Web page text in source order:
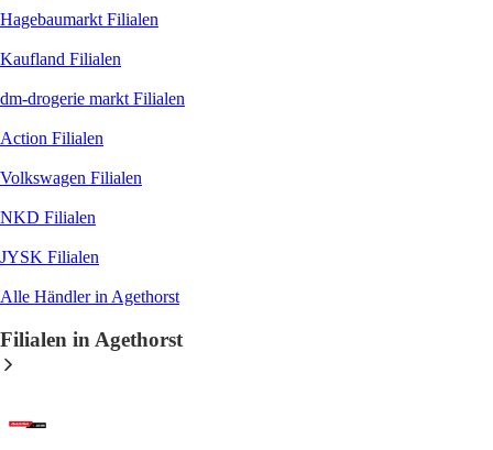
Hagebaumarkt Filialen
Kaufland Filialen
dm-drogerie markt Filialen
Action Filialen
Volkswagen Filialen
NKD Filialen
JYSK Filialen
Alle Händler in Agethorst
Filialen in Agethorst